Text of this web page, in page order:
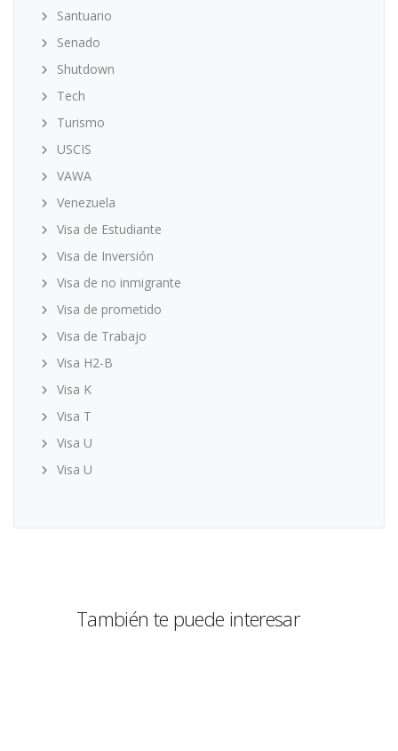
Santuario
Senado
Shutdown
Tech
Turismo
USCIS
VAWA
Venezuela
Visa de Estudiante
Visa de Inversión
Visa de no inmigrante
Visa de prometido
Visa de Trabajo
Visa H2-B
Visa K
Visa T
Visa U
Visa U
También te puede interesar